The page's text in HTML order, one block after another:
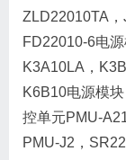
ZLD22010TA
FD22010-6电
K3A10LA，
K6B10电源模
控单元PMU-
PMU-J2，